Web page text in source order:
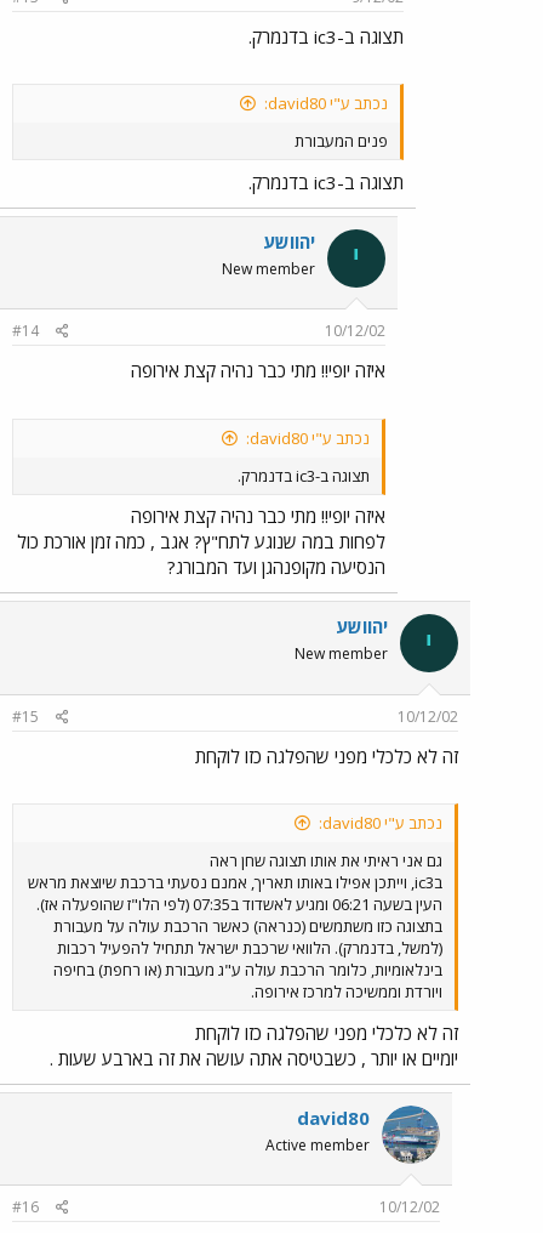
תצוגה ב-ic3 בדנמרק.
נכתב ע"י david80:
פנים המעבורת
תצוגה ב-ic3 בדנמרק.
י יהוושע
New member
10/12/02
#14
איזה יופי!! מתי כבר נהיה קצת אירופה
נכתב ע"י david80:
תצוגה ב-ic3 בדנמרק.
איזה יופי!! מתי כבר נהיה קצת אירופה
לפחות במה שנוגע לתח"ץ? אגב , כמה זמן אורכת כול
הנסיעה מקופנהגן ועד המבורג?
י יהוושע
New member
10/12/02
#15
זה לא כלכלי מפני שהפלגה כזו לוקחת
נכתב ע"י david80:
גם אני ראיתי את אותו תצוגה שחן ראה
בic3, וייתכן אפילו באותו תאריך, אמנם נסעתי ברכבת שיוצאת מראש
העין בשעה 06:21 ומגיע לאשדוד ב07:35 (לפי הלו"ז שהופעלה אז).
בתצוגה כזו משתמשים (כנראה) כאשר הרכבת עולה על מעבורת
(למשל, בדנמרק). הלוואי שרכבת ישראל תתחיל להפעיל רכבות
בינלאומיות, כלומר הרכבת עולה ע"ג מעבורת (או רחפת) בחיפה
ויורדת וממשיכה למרכז אירופה.
זה לא כלכלי מפני שהפלגה כזו לוקחת
יומיים או יותר , כשבטיסה אתה עושה את זה בארבע שעות .
david80
Active member
10/12/02
#16